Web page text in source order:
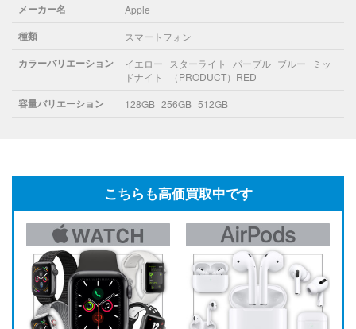
メーカー名 Apple
種類 スマートフォン
カラーバリエーション イエロー スターライト パープル ブルー
ミッ
ドナイト
（PRODUCT）RED
容量バリエーション 128GB 256GB 512GB
こちらも高価買取中です